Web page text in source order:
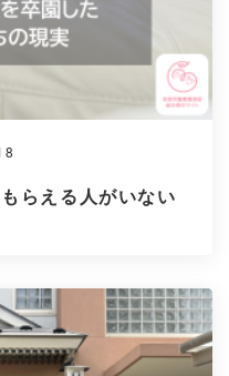
らえる人がいない